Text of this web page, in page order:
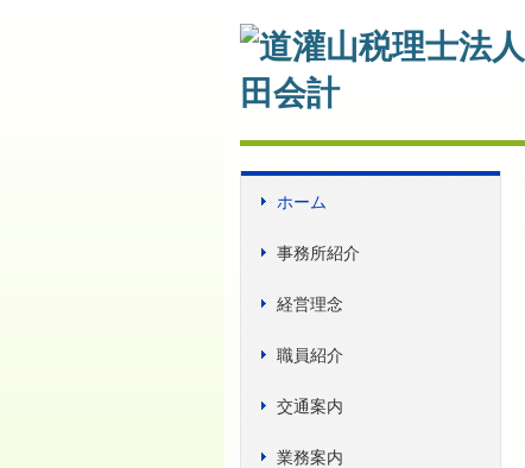
ホーム
事務所紹介
経営理念
職員紹介
交通案内
業務案内